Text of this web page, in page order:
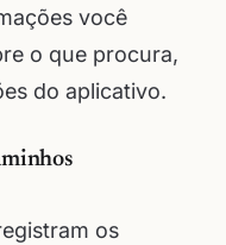
você
o que procura,
do aplicativo.
os